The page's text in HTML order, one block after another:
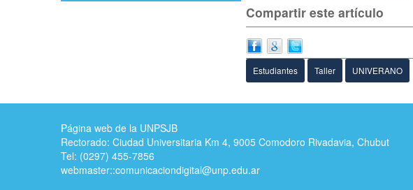
Compartir este artículo
Estudiantes Taller UNIVERANO
Página web de la UNPSJB
Rectorado: Ciudad Universitaria Km 4, 9005 Comodoro Rivadavia, Chubut
Tel: (0297) 455-7856
webmaster::comunicaciondigital@unp.edu.ar